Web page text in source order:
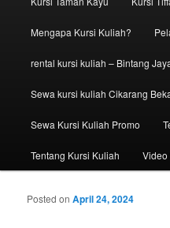
Mengapa Kursi Kuliah?
rental kursi kuliah – Bintang
Sewa kursi kuliah Cikarang
Sewa Kursi Kuliah Promo
Tentang Kursi Kuliah Video
Posted onApril 24, 2024